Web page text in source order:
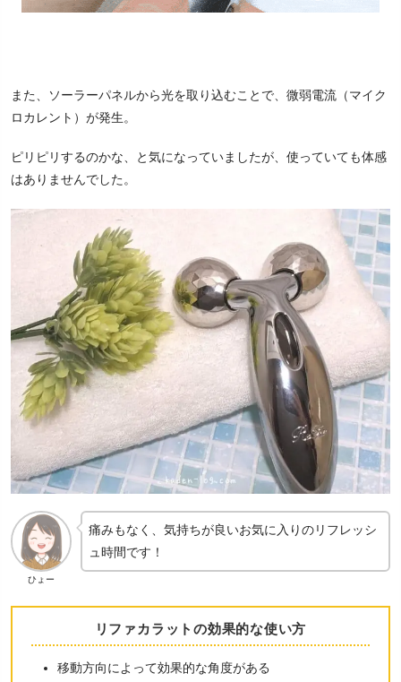
また、ソーラーパネルから光を取り込むことで、微弱電流（マイク
ロカレント）が発生。
ピリピリするのかな、と気になっていましたが、使っていても体感
はありませんでした。
ひょー
痛みもなく、気持ちが良いお気に入りのリフレッシ
ュ時間です！
リファカラットの効果的な使い方
移動方向によって効果的な角度がある